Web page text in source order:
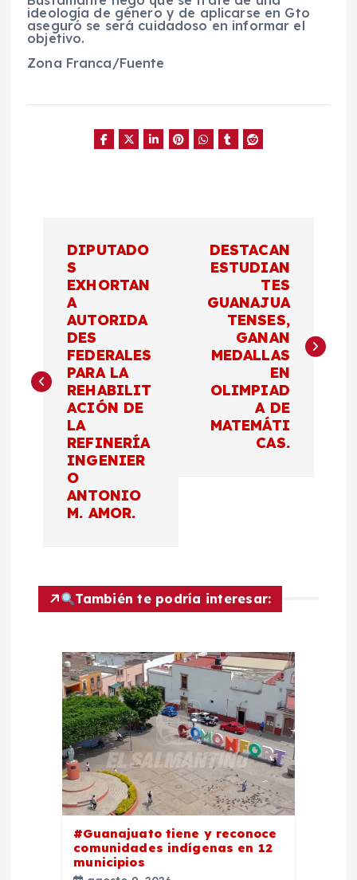
ideología de género y de aplicarse en Gto
aseguró se será cuidadoso en informar el
objetivo.
Zona Franca/Fuente
g
n
DIPUTADO
S
EXHORTAN
A
AUTORIDA
DES
FEDERALES
PARA LA
REHABILIT
ACIÓN DE
LA
REFINERÍA
INGENIER
O
ANTONIO
M. AMOR.
DESTACAN
ESTUDIAN
TES
GUANAJUA
TENSES,
GANAN
MEDALLAS
EN
OLIMPIAD
A DE
MATEMÁTI
CAS.
También te podría interesar:
#Guanajuato tiene y reconoce
comunidades indígenas en 12
municipios